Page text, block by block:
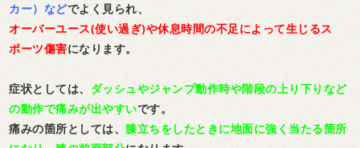
カー）などでよく見られ、
オーバーユース(使い過ぎ)や休息時間の不足によって生じるス
ポーツ傷害になります。
症状としては、 ダッシュやジャンプ動作時や階段の上り下りなど
の動作で痛みが出やすいです。
痛みの箇所としては、 膝立ちをしたときに地面に強く当たる箇所